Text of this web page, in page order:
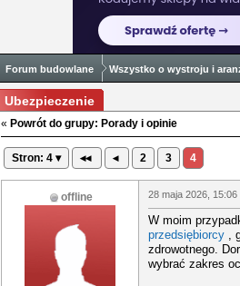
Forum budowlane Wszystko o wystroju i
Ubezpieczenie
« Powrót do grupy: Porady i opinie
Stron: 4 ▾ ◂◂ ◂ 2 3 4
offline 28 maja 2026, 15:06
W moim
przedsiębiorcy ,
zdrowotnego.
wybrać zakres